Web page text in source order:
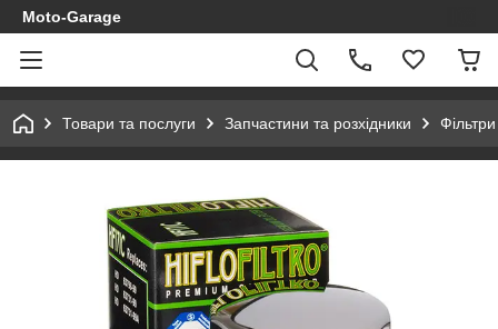
Moto-Garage
Товари та послуги Запчастини та розхідники Фільтри